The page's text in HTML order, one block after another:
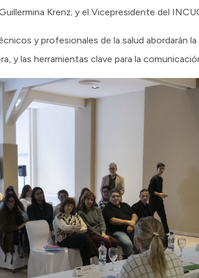
Krenz; y el Vicepresidente del
y profesionales de la salud abordarán
y las herramientas clave para la